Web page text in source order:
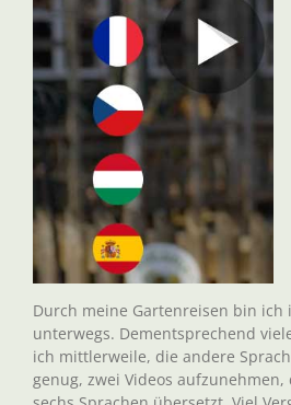
Durch meine Gartenreisen bin ich
unterwegs. Dementsprechend
ich mittlerweile, die andere
genug, zwei Videos